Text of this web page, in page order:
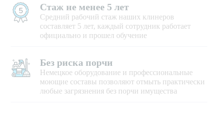
Стаж не менее 5 лет
Средний рабочий стаж наших клинеров
составляет 5 лет, каждый сотрудник работает
официально и прошел обучение
Без риска порчи
Немецкое оборудование и профессиональные
моющие составы позволяют отмыть практически
любые загрязнения без порчи имущества